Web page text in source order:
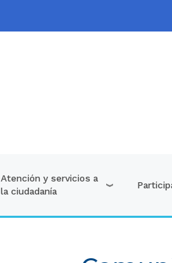
Atención y servicios a
la ciudadanía